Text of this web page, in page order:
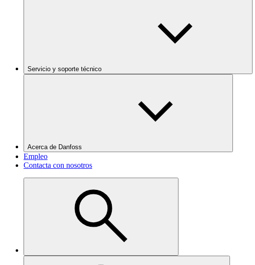
Servicio y soporte técnico
Acerca de Danfoss
Empleo
Contacta con nosotros